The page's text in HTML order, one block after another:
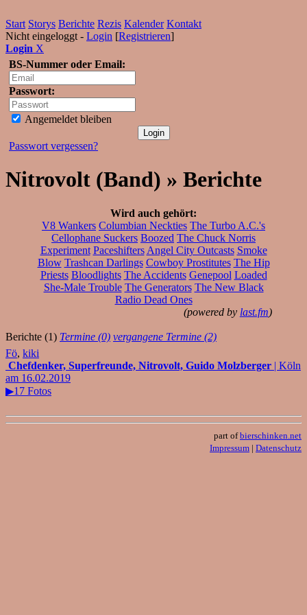
Start Storys Berichte Rezis Kalender Kontakt
Nicht eingeloggt - Login [Registrieren]
Login X
BS-Nummer oder Email:
Passwort:
Angemeldet bleiben
Passwort vergessen?
Nitrovolt (Band) » Berichte
Wird auch gehört:
V8 Wankers Columbian Neckties The Turbo A.C.'s
Cellophane Suckers Boozed The Chuck Norris
Experiment Paceshifters Angel City Outcasts Smoke
Blow Trashcan Darlings Cowboy Prostitutes The Hip
Priests Bloodlights The Accidents Genepool Loaded
She-Male Trouble The Generators The New Black
Radio Dead Ones
(powered by last.fm)
Berichte (1) Termine (0) vergangene Termine (2)
Fö, kiki
Chefdenker, Superfreunde, Nitrovolt, Guido Molzberger | Köln
am 16.02.2019
▶17 Fotos
part ofbierschinken.net
Impressum | Datenschutz